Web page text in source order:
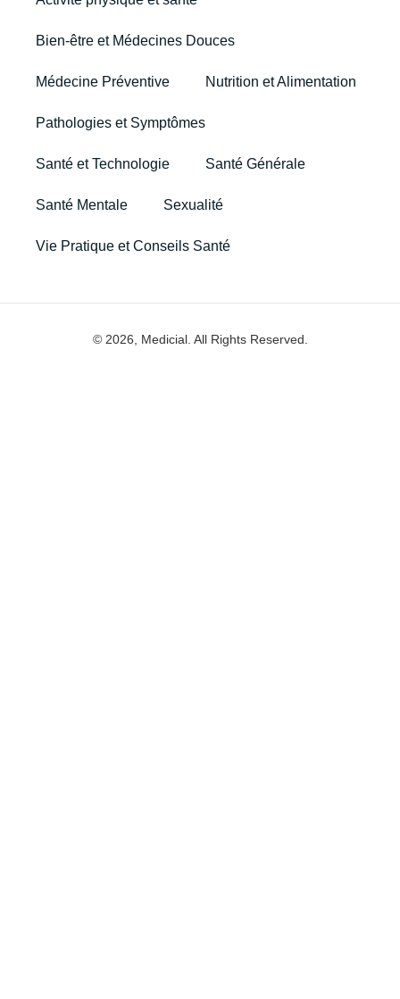
Bien-être et Médecines Douces
Médecine Préventive Nutrition et Alimentation
Pathologies et Symptômes
Santé et Technologie Santé Générale
Santé Mentale Sexualité
Vie Pratique et Conseils Santé
© 2026, Medicial. All Rights Reserved.